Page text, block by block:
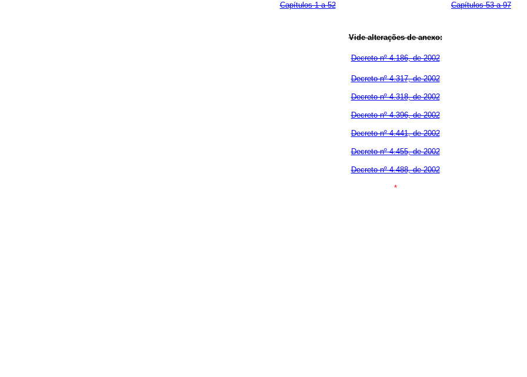
Capítulos 1 a 52 Capítulos 53 a 97
Vide alterações de anexo:
Decreto nº 4.186, de 2002
Decreto nº 4.317, de 2002
Decreto nº 4.318, de 2002
Decreto nº 4.396, de 2002
Decreto nº 4.441, de 2002
Decreto nº 4.455, de 2002
Decreto nº 4.488, de 2002
*